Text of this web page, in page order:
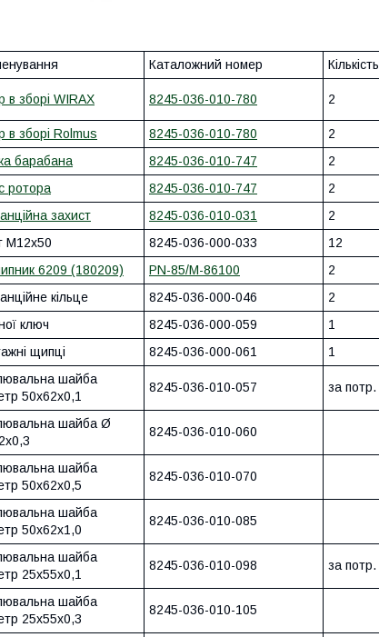
Каталожний номер Кількість
в зборі WIRAX 8245-036-010-780 2
в зборі Rolmus 8245-036-010-780
2
барабана 8245-036-010-747
2
ротора 8245-036-010-747
2
захист 8245-036-010-031
2
M12x50 8245-036-000-033
12
6209 (180209) PN-85/M-86100
2
кільце 8245-036-000-046
2
ключ 8245-036-000-059
1
щипці 8245-036-000-061 1
шайба
50x62x0,1
8245-036-010-057 за потр.
шайба Ø
8245-036-010-060
шайба
50x62x0,5
8245-036-010-070
шайба
50x62x1,0
8245-036-010-085
шайба
25x55x0,1
8245-036-010-098 за потр.
шайба
25x55x0,3
8245-036-010-105